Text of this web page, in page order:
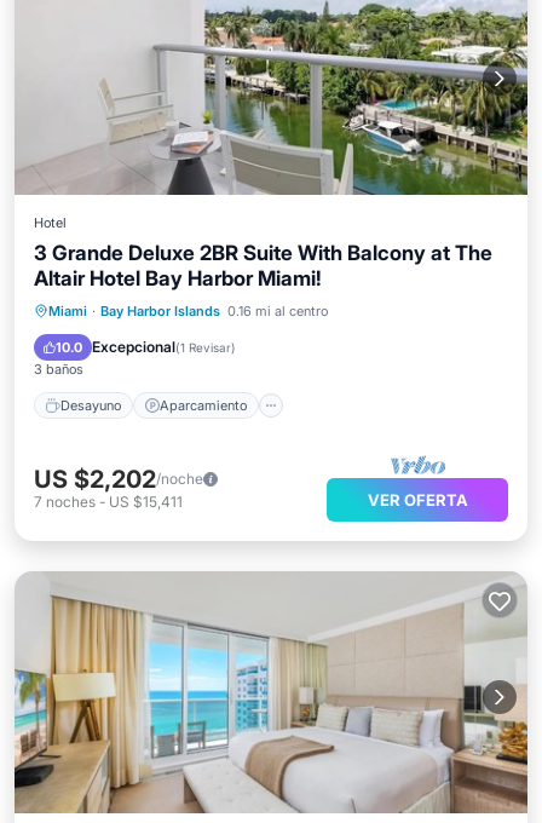
Hotel
3 Grande Deluxe 2BR Suite With Balcony at The
Altair Hotel Bay Harbor Miami!
Miami · Bay Harbor Islands 0.16 mi al centro
10.0 Excepcional(1 Revisar)
3 baños
Desayuno Aparcamiento
Desayuno Aparcamiento
Balcón/Terraza
US $2,202/noche
7 noches - US $15,411 VER OFERTA